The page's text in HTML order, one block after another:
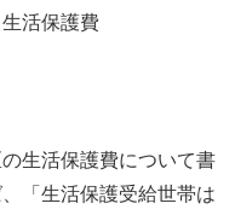
活保護費
生活保護費について書
「生活保護受給世帯は